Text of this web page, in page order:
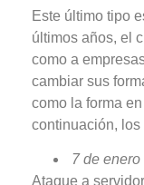
Este último tipo
últimos años, el
como a
cambiar sus
como la forma
continuación, los
7 de enero
Ataque a